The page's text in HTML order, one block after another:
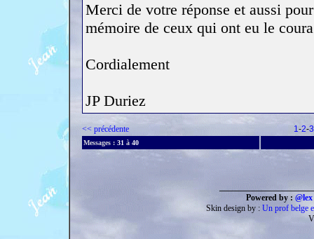
Merci de votre réponse et aussi
mémoire de ceux qui ont eu le
Cordialement
JP Duriez
<< précédente 1-2-3
Messages : 31 à 40
Powered by :
Skin design by : Un prof belge